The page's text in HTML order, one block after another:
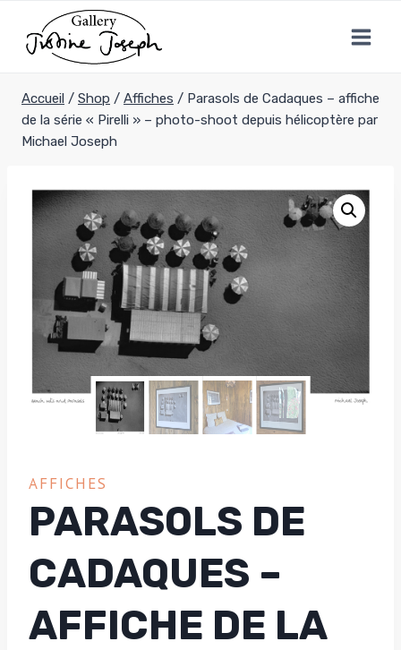
contenu
Accueil / Shop / Affiches / Parasols de Cadaques – affiche
de la série « Pirelli » – photo-shoot depuis hélicoptère par
Michael Joseph
AFFICHES
PARASOLS DE
CADAQUES –
AFFICHE DE LA